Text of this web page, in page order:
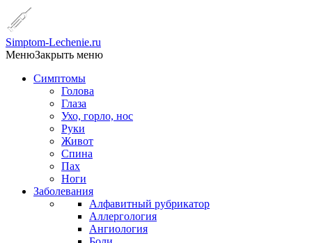
Simptom-Lechenie.ru
МенюЗакрыть меню
Симптомы
Голова
Глаза
Ухо, горло, нос
Руки
Живот
Спина
Пах
Ноги
Заболевания
Алфавитный рубрикатор
Аллергология
Ангиология